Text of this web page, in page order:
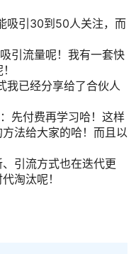
吸引30到50人关注，而
引流量呢！我有一套快
我已经分享给了合伙人
先付费再学习哈！这样
法给大家的哈！而且以
引流方式也在迭代更
淘汰呢！